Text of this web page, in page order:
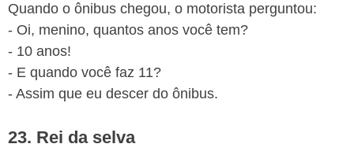
Quando o ônibus chegou, o motorista perguntou:
- Oi, menino, quantos anos você tem?
- 10 anos!
- E quando você faz 11?
- Assim que eu descer do ônibus.
23. Rei da selva